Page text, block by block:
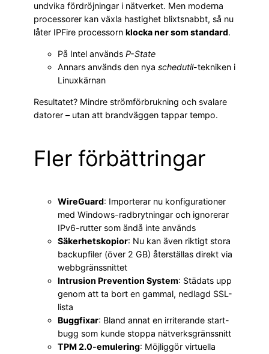
undvika fördröjningar i nätverket. Men moderna
processorer kan växla hastighet blixtsnabbt, så nu
låter IPFire processorn klocka ner som standard.
På Intel används P-State
Annars används den nya schedutil-tekniken i
Linuxkärnan
Resultatet? Mindre strömförbrukning och svalare
datorer – utan att brandväggen tappar tempo.
Fler förbättringar
WireGuard: Importerar nu konfigurationer
med Windows-radbrytningar och ignorerar
IPv6-rutter som ändå inte används
Säkerhetskopior: Nu kan även riktigt stora
backupfiler (över 2 GB) återställas direkt via
webbgränssnittet
Intrusion Prevention System: Städats upp
genom att ta bort en gammal, nedlagd SSL-
lista
Buggfixar: Bland annat en irriterande start-
bugg som kunde stoppa nätverksgränssnitt
TPM 2.0-emulering: Möjliggör virtuella